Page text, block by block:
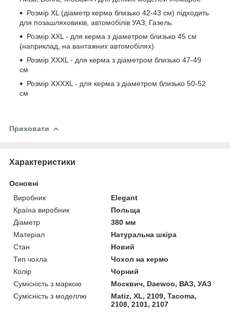
Розмір XL (діаметр керма близько 42-43 см) підходить
для позашляховиків, автомобілів УАЗ, Газель.
Розмір XXL - для керма з діаметром близько 45 см
(наприклад, на вантажних автомобілях)
Розмір XXXL - для керма з діаметром близько 47-49
см
Розмір XXXXL - для керма з діаметром близько 50-52
см
Приховати
Характеристики
Основні
Виробник
Elegant
Країна виробник
Польща
Діаметр
380 мм
Матеріал
Натуральна шкіра
Стан
Новий
Тип чохла
Чохол на кермо
Колір
Чорний
Сумісність з маркою
Москвич, Daewoo, ВАЗ, УАЗ
Сумісність з моделлю
Matiz, XL, 2109, Tacoma,
2108, 2101, 2107